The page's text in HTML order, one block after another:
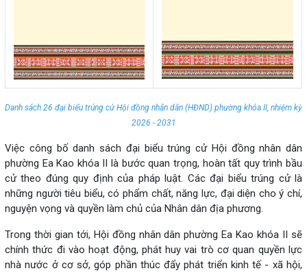
Danh sách 26 đại biểu trúng cử Hội đồng nhân dân (HĐND) phường khóa II, nhiệm kỳ
2026 - 2031
Việc công bố danh sách đại biểu trúng cử Hội đồng nhân dân
phường Ea Kao khóa II là bước quan trọng, hoàn tất quy trình bầu
cử theo đúng quy định của pháp luật. Các đại biểu trúng cử là
những người tiêu biểu, có phẩm chất, năng lực, đại diện cho ý chí,
nguyện vọng và quyền làm chủ của Nhân dân địa phương.
Trong thời gian tới, Hội đồng nhân dân phường Ea Kao khóa II sẽ
chính thức đi vào hoạt động, phát huy vai trò cơ quan quyền lực
nhà nước ở cơ sở, góp phần thúc đẩy phát triển kinh tế - xã hội,